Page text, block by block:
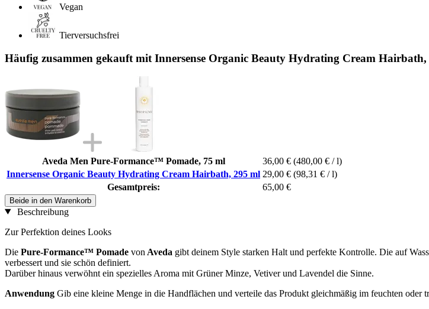
Vegan
Tierversuchsfrei
Häufig zusammen gekauft mit Innersense Organic Beauty Hydrating Cream Hairbath,
Aveda Men Pure-Formance™ Pomade, 75 ml 36,00 € (480,00 € / l)
Innersense Organic Beauty Hydrating Cream Hairbath, 295 ml 29,00 € (98,31 € / l)
Gesamtpreis:
65,00 €
Beide in den Warenkorb
Beschreibung
Zur Perfektion deines Looks
Die Pure-Formance™ Pomade von Aveda gibt deinem Style starken Halt und perfekte Kontrolle. Die auf
verbessert und sie schön definiert.
Darüber hinaus verwöhnt ein spezielles Aroma mit Grüner Minze, Vetiver und Lavendel die Sinne.
Anwendung Gib eine kleine Menge in die Handflächen und verteile das Produkt gleichmäßig im feuchten oder